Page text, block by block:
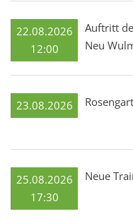
22.08.2026
12:00
Auftritt
Neu
23.08.2026
25.08.2026
17:30
Neue